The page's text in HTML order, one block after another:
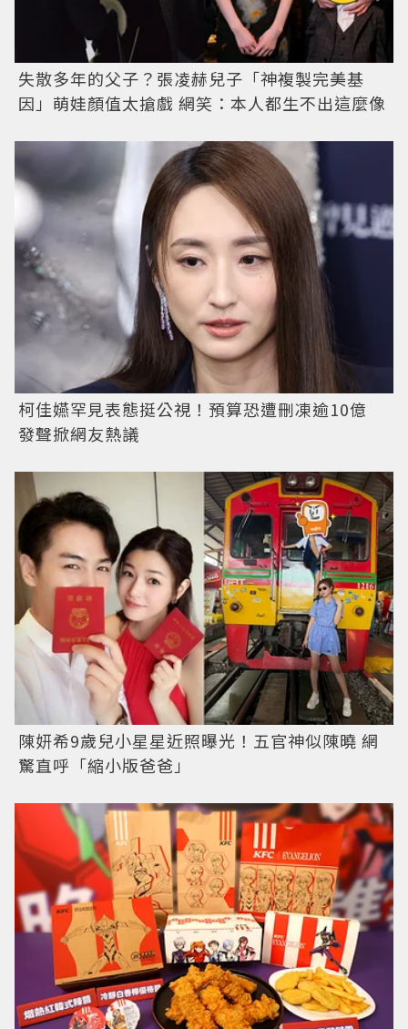
失散多年的父子？張凌赫兒子「神複製完美基
因」萌娃顏值太搶戲 網笑：本人都生不出這麼像
柯佳嬿罕見表態挺公視！預算恐遭刪凍逾10億
發聲掀網友熱議
陳妍希9歲兒小星星近照曝光！五官神似陳曉 網
驚直呼「縮小版爸爸」